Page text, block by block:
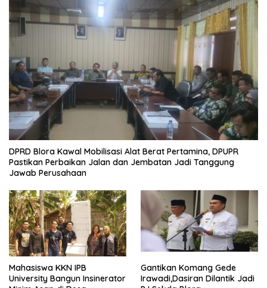
DPRD Blora Kawal Mobilisasi Alat Berat Pertamina, DPUPR
Pastikan Perbaikan Jalan dan Jembatan Jadi Tanggung
Jawab Perusahaan
Mahasiswa KKN IPB
University Bangun Insinerator
Gantikan Komang Gede
Irawadi,Dasiran Dilantik Jadi